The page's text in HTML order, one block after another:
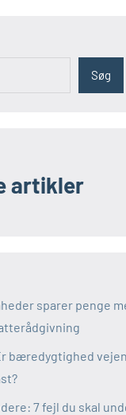
Søg
artikler
sparer penge
bæredygtighed
7 fejl du skal